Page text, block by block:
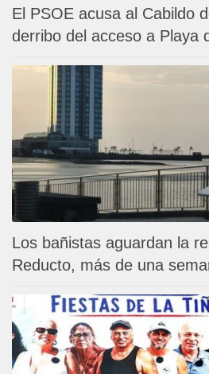
El PSOE acusa al Cabildo
derribo del acceso a Playa
Los bañistas aguardan la
Reducto, más de una